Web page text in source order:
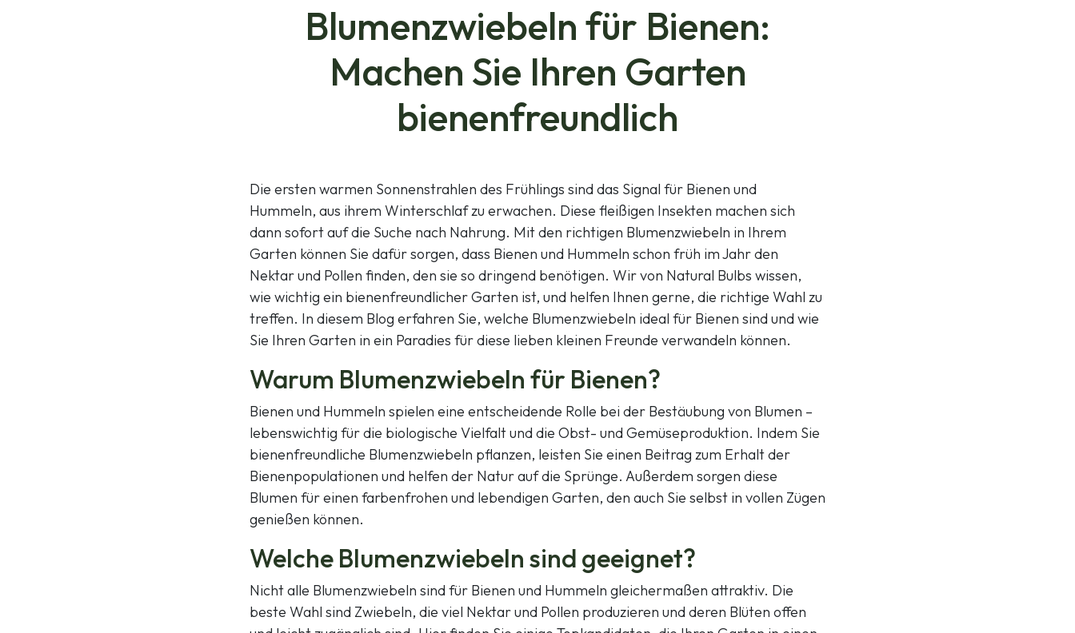
Blumenzwiebeln für Bienen:
Machen Sie Ihren Garten
bienenfreundlich
Die ersten warmen Sonnenstrahlen des Frühlings sind das Signal für Bienen und
Hummeln, aus ihrem Winterschlaf zu erwachen. Diese fleißigen Insekten machen sich
dann sofort auf die Suche nach Nahrung. Mit den richtigen Blumenzwiebeln in Ihrem
Garten können Sie dafür sorgen, dass Bienen und Hummeln schon früh im Jahr den
Nektar und Pollen finden, den sie so dringend benötigen. Wir von Natural Bulbs wissen,
wie wichtig ein bienenfreundlicher Garten ist, und helfen Ihnen gerne, die richtige Wahl zu
treffen. In diesem Blog erfahren Sie, welche Blumenzwiebeln ideal für Bienen sind und wie
Sie Ihren Garten in ein Paradies für diese lieben kleinen Freunde verwandeln können.
Warum Blumenzwiebeln für Bienen?
Bienen und Hummeln spielen eine entscheidende Rolle bei der Bestäubung von Blumen –
lebenswichtig für die biologische Vielfalt und die Obst- und Gemüseproduktion. Indem Sie
bienenfreundliche Blumenzwiebeln pflanzen, leisten Sie einen Beitrag zum Erhalt der
Bienenpopulationen und helfen der Natur auf die Sprünge. Außerdem sorgen diese
Blumen für einen farbenfrohen und lebendigen Garten, den auch Sie selbst in vollen Zügen
genießen können.
Welche Blumenzwiebeln sind geeignet?
Nicht alle Blumenzwiebeln sind für Bienen und Hummeln gleichermaßen attraktiv. Die
beste Wahl sind Zwiebeln, die viel Nektar und Pollen produzieren und deren Blüten offen